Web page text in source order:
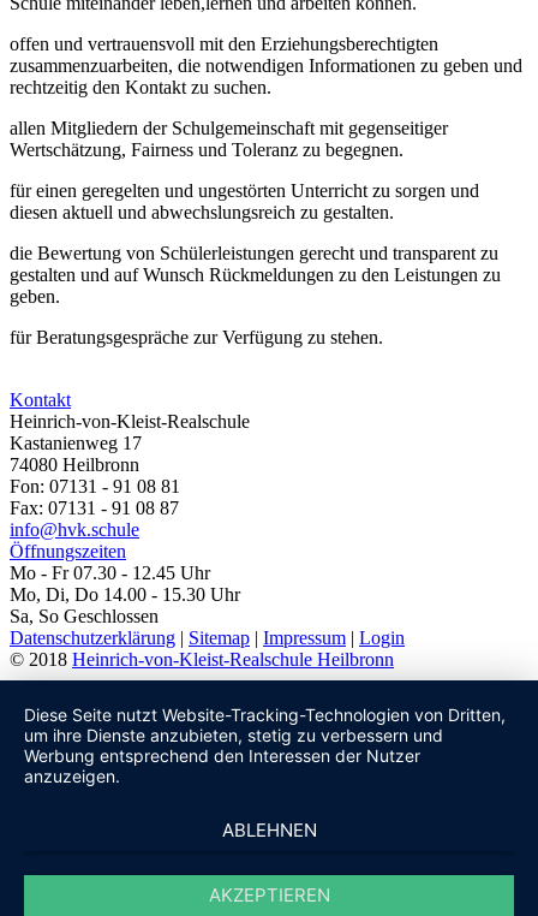
offen und vertrauensvoll mit den Erziehungsberechtigten
zusammenzuarbeiten, die notwendigen Informationen zu geben und
rechtzeitig den Kontakt zu suchen.
allen Mitgliedern der Schulgemeinschaft mit gegenseitiger
Wertschätzung, Fairness und Toleranz zu begegnen.
für einen geregelten und ungestörten Unterricht zu sorgen und
diesen aktuell und abwechslungsreich zu gestalten.
die Bewertung von Schülerleistungen gerecht und transparent zu
gestalten und auf Wunsch Rückmeldungen zu den Leistungen zu
geben.
für Beratungsgespräche zur Verfügung zu stehen.
Kontakt
Heinrich-von-Kleist-Realschule
Kastanienweg 17
74080 Heilbronn
Fon: 07131 - 91 08 81
Fax: 07131 - 91 08 87
info@hvk.schule
Öffnungszeiten
Mo - Fr 07.30 - 12.45 Uhr
Mo, Di, Do 14.00 - 15.30 Uhr
Sa, So Geschlossen
Datenschutzerklärung | Sitemap | Impressum | Login
© 2018 Heinrich-von-Kleist-Realschule Heilbronn
Diese Seite nutzt Website-Tracking-Technologien von Dritten,
um ihre Dienste anzubieten, stetig zu verbessern und
Werbung entsprechend den Interessen der Nutzer
anzuzeigen.
ABLEHNEN
AKZEPTIEREN